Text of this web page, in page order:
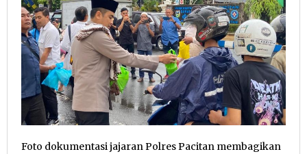
Foto dokumentasi jajaran Polres Pacitan membagikan